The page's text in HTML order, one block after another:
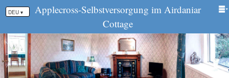
Applecross-Selbstversorgung im Airdaniar
Cottage
DEU ▾